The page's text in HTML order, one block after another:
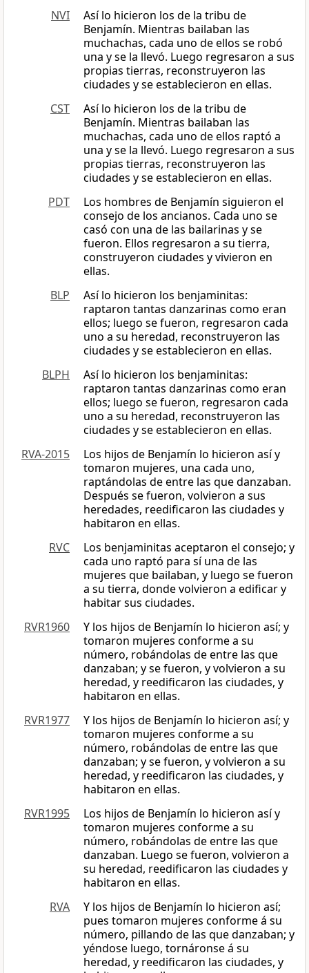
NVI
Así lo hicieron los de la tribu de
Benjamín. Mientras bailaban las
muchachas, cada uno de ellos se robó
una y se la llevó. Luego regresaron a sus
propias tierras, reconstruyeron las
ciudades y se establecieron en ellas.
CST
Así lo hicieron los de la tribu de
Benjamín. Mientras bailaban las
muchachas, cada uno de ellos raptó a
una y se la llevó. Luego regresaron a sus
propias tierras, reconstruyeron las
ciudades y se establecieron en ellas.
PDT
Los hombres de Benjamín siguieron el
consejo de los ancianos. Cada uno se
casó con una de las bailarinas y se
fueron. Ellos regresaron a su tierra,
construyeron ciudades y vivieron en
ellas.
BLP
Así lo hicieron los benjaminitas:
raptaron tantas danzarinas como eran
ellos; luego se fueron, regresaron cada
uno a su heredad, reconstruyeron las
ciudades y se establecieron en ellas.
BLPH
Así lo hicieron los benjaminitas:
raptaron tantas danzarinas como eran
ellos; luego se fueron, regresaron cada
uno a su heredad, reconstruyeron las
ciudades y se establecieron en ellas.
RVA-2015
Los hijos de Benjamín lo hicieron así y
tomaron mujeres, una cada uno,
raptándolas de entre las que danzaban.
Después se fueron, volvieron a sus
heredades, reedificaron las ciudades y
habitaron en ellas.
RVC
Los benjaminitas aceptaron el consejo; y
cada uno raptó para sí una de las
mujeres que bailaban, y luego se fueron
a su tierra, donde volvieron a edificar y
habitar sus ciudades.
RVR1960
Y los hijos de Benjamín lo hicieron así; y
tomaron mujeres conforme a su
número, robándolas de entre las que
danzaban; y se fueron, y volvieron a su
heredad, y reedificaron las ciudades, y
habitaron en ellas.
RVR1977
Y los hijos de Benjamín lo hicieron así; y
tomaron mujeres conforme a su
número, robándolas de entre las que
danzaban; y se fueron, y volvieron a su
heredad, y reedificaron las ciudades, y
habitaron en ellas.
RVR1995
Los hijos de Benjamín lo hicieron así y
tomaron mujeres conforme a su
número, robándolas de entre las que
danzaban. Luego se fueron, volvieron a
su heredad, reedificaron las ciudades y
habitaron en ellas.
RVA
Y los hijos de Benjamín lo hicieron así;
pues tomaron mujeres conforme á su
número, pillando de las que danzaban; y
yéndose luego, tornáronse á su
heredad, y reedificaron las ciudades, y